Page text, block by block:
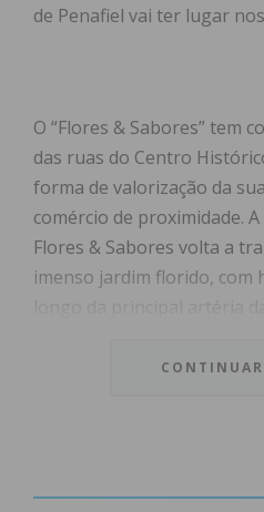
de Penafiel vai ter lugar
O “Flores & Sabores” tem
das ruas do Centro
forma de valorização da
comércio de proximidade.
Flores & Sabores volta a
imenso jardim florido, com
Artesanato, a Exposição